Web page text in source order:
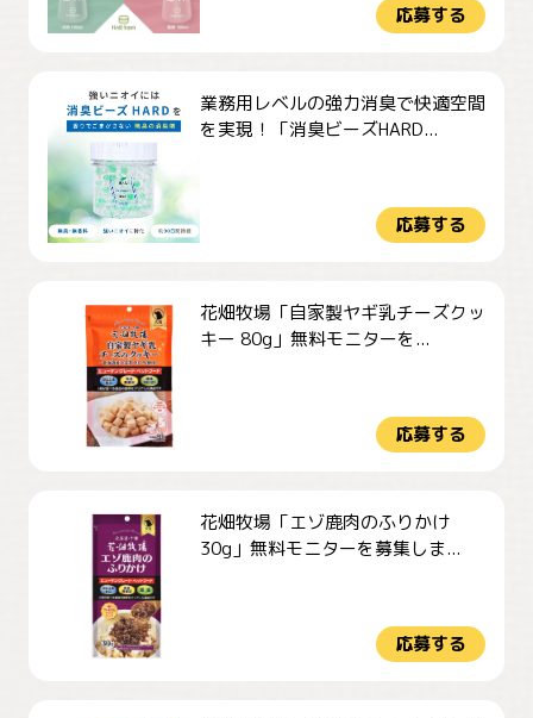
応募する
業務用レベルの強力消臭で快適空間
を実現！「消臭ビーズHARD...
応募する
花畑牧場「自家製ヤギ乳チーズクッ
キー 80g」無料モニターを...
応募する
花畑牧場「エゾ鹿肉のふりかけ
30g」無料モニターを募集しま...
応募する